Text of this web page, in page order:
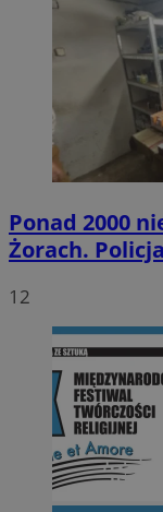
Ponad 2000
Żorach.
12